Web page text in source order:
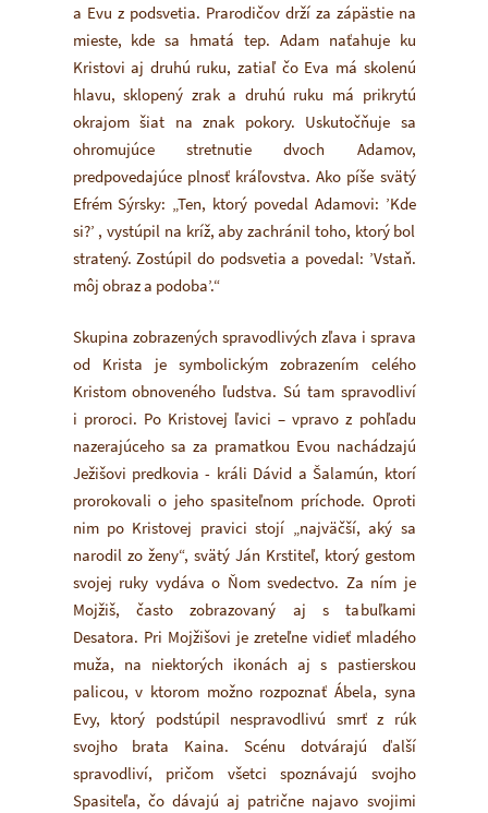
a Evu z podsvetia. Prarodičov drží za zápästie na
mieste, kde sa hmatá tep. Adam naťahuje ku
Kristovi aj druhú ruku, zatiaľ čo Eva má skolenú
hlavu, sklopený zrak a druhú ruku má prikrytú
okrajom šiat na znak pokory. Uskutočňuje sa
ohromujúce stretnutie dvoch Adamov,
predpovedajúce plnosť kráľovstva. Ako píše svätý
Efrém Sýrsky: „Ten, ktorý povedal Adamovi: ’Kde
si?’ , vystúpil na kríž, aby zachránil toho, ktorý bol
stratený. Zostúpil do podsvetia a povedal: ’Vstaň.
môj obraz a podoba’.“
Skupina zobrazených spravodlivých zľava i sprava
od Krista je symbolickým zobrazením celého
Kristom obnoveného ľudstva. Sú tam spravodliví
i proroci. Po Kristovej ľavici – vpravo z pohľadu
nazerajúceho sa za pramatkou Evou nachádzajú
Ježišovi predkovia - králi Dávid a Šalamún, ktorí
prorokovali o jeho spasiteľnom príchode. Oproti
nim po Kristovej pravici stojí „najväčší, aký sa
narodil zo ženy“, svätý Ján Krstiteľ, ktorý gestom
svojej ruky vydáva o Ňom svedectvo. Za ním je
Mojžiš, často zobrazovaný aj s tabuľkami
Desatora. Pri Mojžišovi je zreteľne vidieť mladého
muža, na niektorých ikonách aj s pastierskou
palicou, v ktorom možno rozpoznať Ábela, syna
Evy, ktorý podstúpil nespravodlivú smrť z rúk
svojho brata Kaina. Scénu dotvárajú ďalší
spravodliví, pričom všetci spoznávajú svojho
Spasiteľa, čo dávajú aj patrične najavo svojimi